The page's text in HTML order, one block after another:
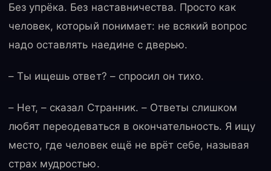
Без упрёка. Без наставничества. Просто как
человек, который понимает: не всякий вопрос
надо оставлять наедине с дверью.
– Ты ищешь ответ? – спросил он тихо.
– Нет, – сказал Странник. – Ответы слишком
любят переодеваться в окончательность. Я ищу
место, где человек ещё не врёт себе, называя
страх мудростью.